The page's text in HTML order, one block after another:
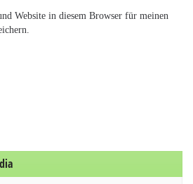
Website in diesem Browser für meinen